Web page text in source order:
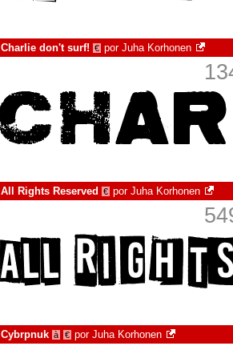
Charlie don't surf! € por Juha Korhonen
All Rights Reserved € por Juha Korhonen
Cybrpnuk à € por Juha Korhonen